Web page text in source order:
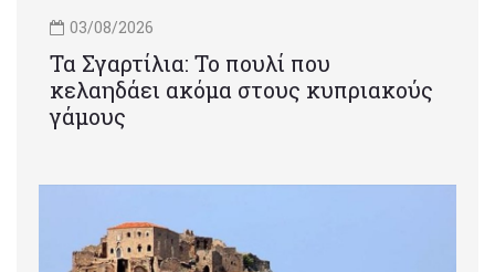
03/08/2026
Τα Σγαρτίλια: Το πουλί που
κελαηδάει ακόμα στους κυπριακούς
γάμους